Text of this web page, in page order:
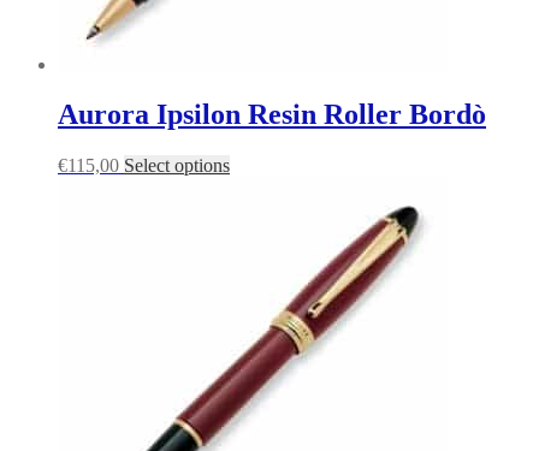
Aurora Ipsilon Resin Roller Bordò
€115,00 Select options